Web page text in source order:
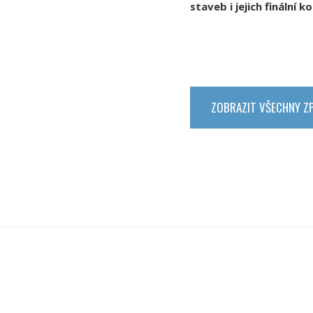
staveb i jejich finální
ZOBRAZIT VŠECHNY